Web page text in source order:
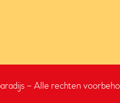
– Alle rechten